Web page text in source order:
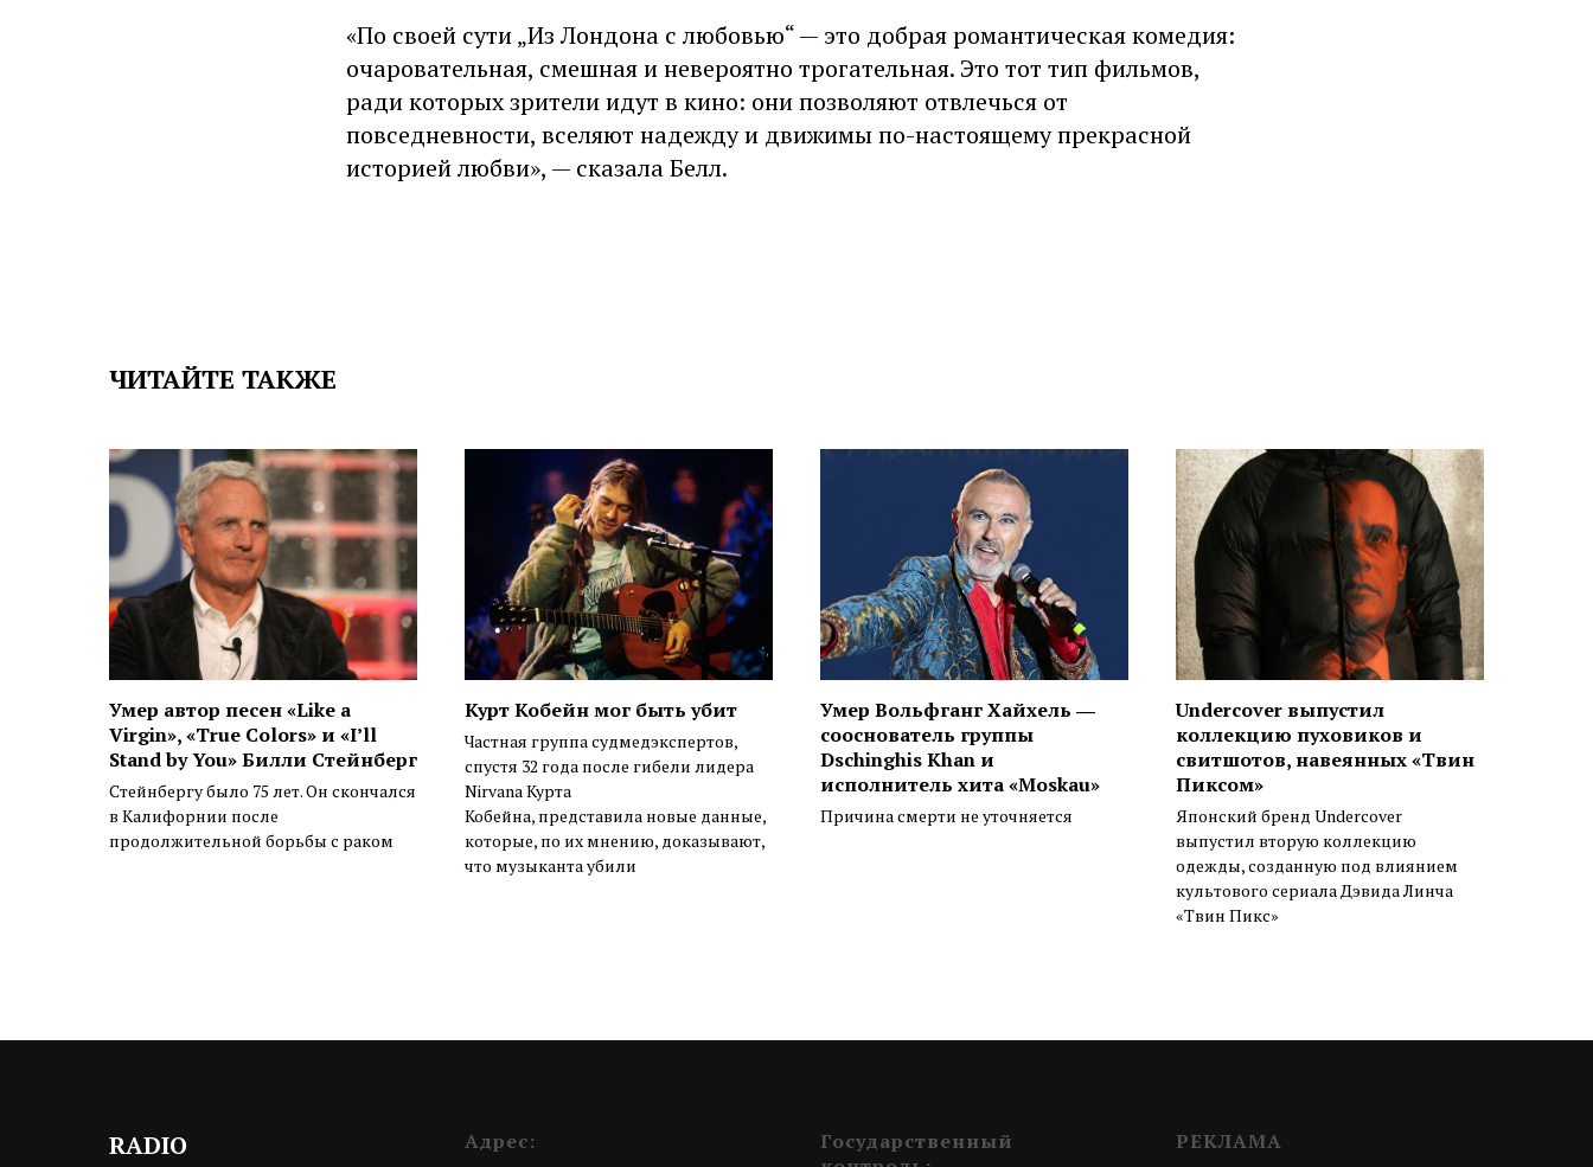
«По своей сути „Из Лондона с любовью“ — это добрая романтическая комедия:
очаровательная, смешная и невероятно трогательная. Это тот тип фильмов,
ради которых зрители идут в кино: они позволяют отвлечься от
повседневности, вселяют надежду и движимы по-настоящему прекрасной
историей любви», — сказала Белл.
ЧИТАЙТЕ ТАКЖЕ
Умер автор песен «Like a
Virgin», «True Colors» и «I’ll
Stand by You» Билли Стейнберг
Стейнбергу было 75 лет. Он скончался
в Калифорнии после
продолжительной борьбы с раком
Курт Кобейн мог быть убит
Частная группа судмедэкспертов,
спустя 32 года после гибели лидера
Nirvana Курта
Кобейна, представила новые данные,
которые, по их мнению, доказывают,
что музыканта убили
Умер Вольфганг Хайхель ―
сооснователь группы
Dschinghis Khan и
исполнитель хита «Moskau»
Причина смерти не уточняется
Undercover выпустил
коллекцию пуховиков и
свитшотов, навеянных «Твин
Пиксом»
Японский бренд Undercover
выпустил вторую коллекцию
одежды, созданную под влиянием
культового сериала Дэвида Линча
«Твин Пикс»
RADIO
Адрес:
Государственный
РЕКЛАМА